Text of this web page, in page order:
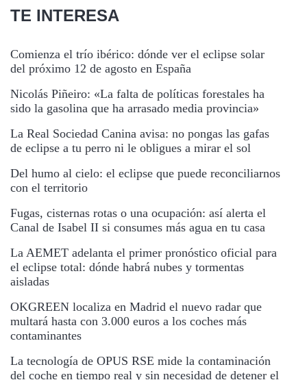
TE INTERESA
Comienza el trío ibérico: dónde ver el eclipse solar
del próximo 12 de agosto en España
Nicolás Piñeiro: «La falta de políticas forestales ha
sido la gasolina que ha arrasado media provincia»
La Real Sociedad Canina avisa: no pongas las gafas
de eclipse a tu perro ni le obligues a mirar el sol
Del humo al cielo: el eclipse que puede reconciliarnos
con el territorio
Fugas, cisternas rotas o una ocupación: así alerta el
Canal de Isabel II si consumes más agua en tu casa
La AEMET adelanta el primer pronóstico oficial para
el eclipse total: dónde habrá nubes y tormentas
aisladas
OKGREEN localiza en Madrid el nuevo radar que
multará hasta con 3.000 euros a los coches más
contaminantes
La tecnología de OPUS RSE mide la contaminación
del coche en tiempo real y sin necesidad de detener el